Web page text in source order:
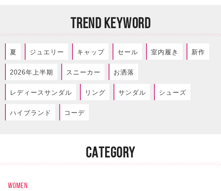
TREND KEYWORD
夏 ジュエリー キャップ セール 室内履き 新作
2026年上半期 スニーカー お洒落
レディースサンダル リング サンダル シューズ
ハイブランド コーデ
CATEGORY
WOMEN